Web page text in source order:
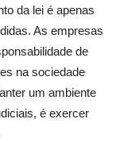
da lei é apenas
As empresas
de
na sociedade
um ambiente
é exercer